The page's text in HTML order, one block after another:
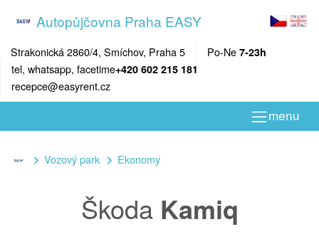
Autopůjčovna Praha EASY
Strakonická 2860/4, Smíchov, Praha 5 Po-Ne 7-23h
tel, whatsapp, facetime+420 602 215 181
recepce@easyrent.cz
menu
Vozový park Ekonomy
Škoda Kamiq